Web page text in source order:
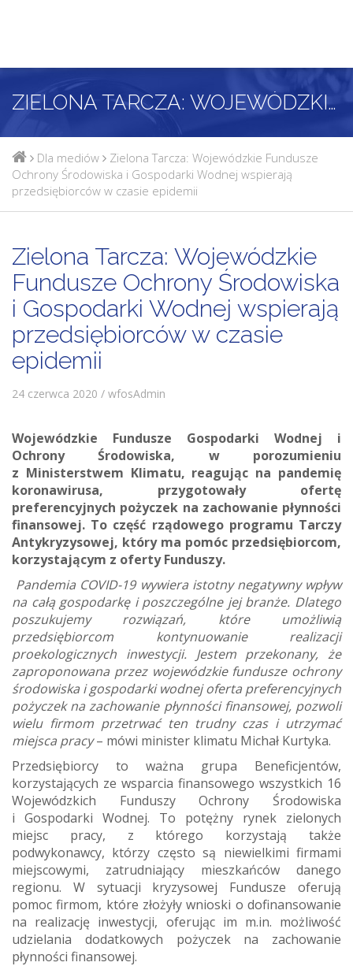
ZIELONA TARCZA: WOJEWÓDZKIE FUNDUSZE OCHRONY ŚRODOWISKA I GOSPODARKI WODNEJ WSPIERAJĄ PRZEDSIĘBIORCÓW W CZASIE EPIDEMII
Dla mediów
Zielona Tarcza: Wojewódzkie Fundusze
Ochrony Środowiska i Gospodarki Wodnej wspierają
przedsiębiorców w czasie epidemii
Zielona Tarcza: Wojewódzkie
Fundusze Ochrony Środowiska
i Gospodarki Wodnej wspierają
przedsiębiorców w czasie
epidemii
24 czerwca 2020 / wfosAdmin
Wojewódzkie Fundusze Gospodarki Wodnej i
Ochrony Środowiska, w porozumieniu
z Ministerstwem Klimatu, reagując na pandemię
koronawirusa, przygotowały ofertę
preferencyjnych pożyczek na zachowanie płynności
finansowej. To część rządowego programu Tarczy
Antykryzysowej, który ma pomóc przedsiębiorcom,
korzystającym z oferty Funduszy.
Pandemia COVID-19 wywiera istotny negatywny wpływ
na całą gospodarkę i poszczególne jej branże. Dlatego
poszukujemy rozwiązań, które umożliwią
przedsiębiorcom kontynuowanie realizacji
proekologicznych inwestycji. Jestem przekonany, że
zaproponowana przez wojewódzkie fundusze ochrony
środowiska i gospodarki wodnej oferta preferencyjnych
pożyczek na zachowanie płynności finansowej, pozwoli
wielu firmom przetrwać ten trudny czas i utrzymać
miejsca pracy– mówi minister klimatu Michał Kurtyka.
Przedsiębiorcy to ważna grupa Beneficjentów,
korzystających ze wsparcia finansowego wszystkich 16
Wojewódzkich Funduszy Ochrony Środowiska
i Gospodarki Wodnej. To potężny rynek zielonych
miejsc pracy, z którego korzystają także
podwykonawcy, którzy często są niewielkimi firmami
miejscowymi, zatrudniający mieszkańców danego
regionu. W sytuacji kryzysowej Fundusze oferują
pomoc firmom, które złożyły wnioski o dofinansowanie
na realizację inwestycji, oferując im m.in. możliwość
udzielania dodatkowych pożyczek na zachowanie
płynności finansowej.